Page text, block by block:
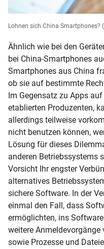
Lohnen sich China Smartphones?
Ähnlich wie bei den
bei China-Smartphones
Smartphones aus China
ob sie auf bestimmte
Im Gegensatz zu Apps
etablierten Produzenten,
allerdings teilweise
nicht benutzen können,
Lösung für dieses
anderen Betriebssystems
Vorsicht Ihr engster
alternatives
sichere Software. In der
einmal den Fall, dass
ermöglichten, ins
weitere Anmeldevorgänge
sowie Prozesse und